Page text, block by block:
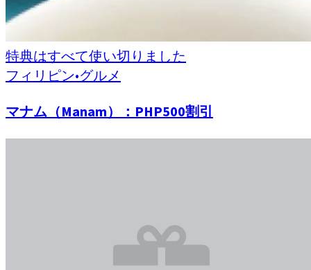
特典はすべて使い切りました
フィリピン•グルメ
マナム（Manam）：PHP500割引